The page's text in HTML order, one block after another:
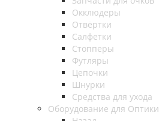
Окклюдеры
Отвёртки
Салфетки
Стопперы
Футляры
Цепочки
Шнурки
Средства для ухода
Оборудование для Оптики